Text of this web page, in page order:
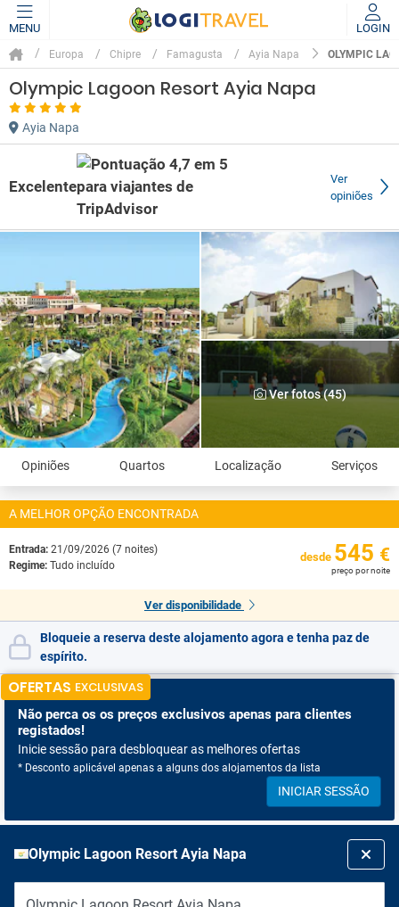
MENU LOGIN
Europa Chipre Famagusta Ayia Napa OLYMPIC
Olympic Lagoon Resort Ayia Napa
Ayia Napa
Excelente
Ver
opiniões
Ver fotos (45)
Opiniões Quartos Localização Serviços
A MELHOR OPÇÃO ENCONTRADA
Entrada: 21/09/2026 (7 noites)
Regime: Tudo incluído
desde 545 €
preço por noite
Ver disponibilidade
Bloqueie a reserva deste alojamento agora e tenha paz de
espírito.
OFERTAS EXCLUSIVAS
Não perca os os preços exclusivos apenas para clientes
registados!
Inicie sessão para desbloquear as melhores ofertas
* Desconto aplicável apenas a alguns dos alojamentos da lista
INICIAR SESSÃO
Olympic Lagoon Resort Ayia Napa